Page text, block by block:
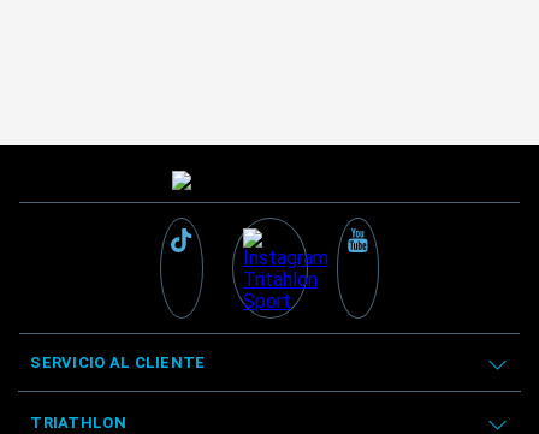
SERVICIO AL CLIENTE
TRIATHLON